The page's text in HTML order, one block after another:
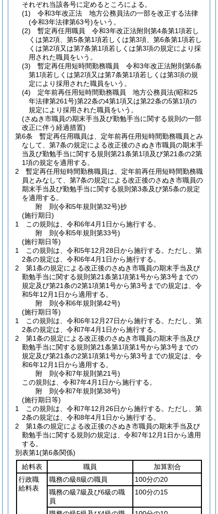
それぞれ当該各号に定めるところによる。
(1)
令和3年改正法 地方公務員法の一部を改正する法律
(令和3年法律第63号)をいう。
(2)
暫定再任用職員 令和3年改正法附則第4条第1項若し
くは第2項、第5条第1項若しくは第3項、第6条第1項若し
くは第2項又は第7条第1項若しくは第3項の規定により採
用された職員をいう。
(3)
暫定再任用短時間勤務職員 令和3年改正法附則第6条
第1項若しくは第2項又は第7条第1項若しくは第3項の規
定により採用された職員をいう。
(4)
定年前再任用短時間勤務職員 地方公務員法(昭和25
年法律第261号)第22条の4第1項又は第22条の5第1項の
規定により採用された職員をいう。
(さぬき市職員の期末手当及び勤勉手当に関する規則の一部
改正に伴う経過措置)
第6条
暫定再任用職員は、定年前再任用短時間勤務職員とみ
なして、第7条の規定による改正後のさぬき市職員の期末手
当及び勤勉手当に関する規則第21条第1項及び第21条の2第
1項の規定を適用する。
2
暫定再任用短時間勤務職員は、定年前再任用短時間勤務職
員とみなして、第7条の規定による改正後のさぬき市職員の
期末手当及び勤勉手当に関する規則第3条及び第5条の規定
を適用する。
附 則(令和5年規則第32号)抄
(施行期日)
1
この規則は、令和6年4月1日から施行する。
附 則(令和5年規則第33号)
(施行期日等)
1
この規則は、令和5年12月28日から施行する。 ただし、第
2条の規定は、令和6年4月1日から施行する。
2
第1条の規定による改正後のさぬき市職員の期末手当及び
勤勉手当に関する規則第21条第1項第1号から第3号までの
規定及び第21条の2第1項第1号から第3号までの規定は、令
和5年12月1日から適用する。
附 則(令和6年規則第42号)
(施行期日等)
1
この規則は、令和6年12月27日から施行する。 ただし、第
2条の規定は、令和7年4月1日から施行する。
2
第1条の規定による改正後のさぬき市職員の期末手当及び
勤勉手当に関する規則第21条第1項第1号から第3号までの
規定及び第21条の2第1項第1号から第3号までの規定は、令
和6年12月1日から適用する。
附 則(令和7年規則第21号)
この規則は、令和7年4月1日から施行する。
附 則(令和7年規則第38号)
(施行期日等)
1
この規則は、令和7年12月26日から施行する。 ただし、第
2条の規定は、令和8年4月1日から施行する。
2
第1条の規定による改正後のさぬき市職員の期末手当及び
勤勉手当に関する規則の規定は、令和7年12月1日から適用
する。
別表第1(第6条関係)
給料表
職員
加算割合
行政職
給料表
職務の級8級の職員
100分の20
職務の級7級及び6級の職
員
100分の15